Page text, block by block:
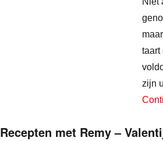
taart
zijn
Recepten met Remy –